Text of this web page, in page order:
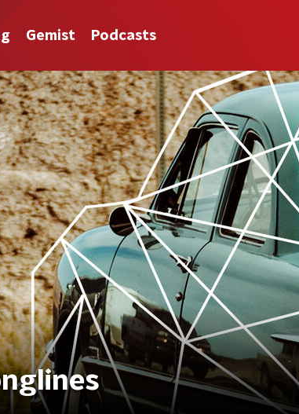
Gemist Podcasts